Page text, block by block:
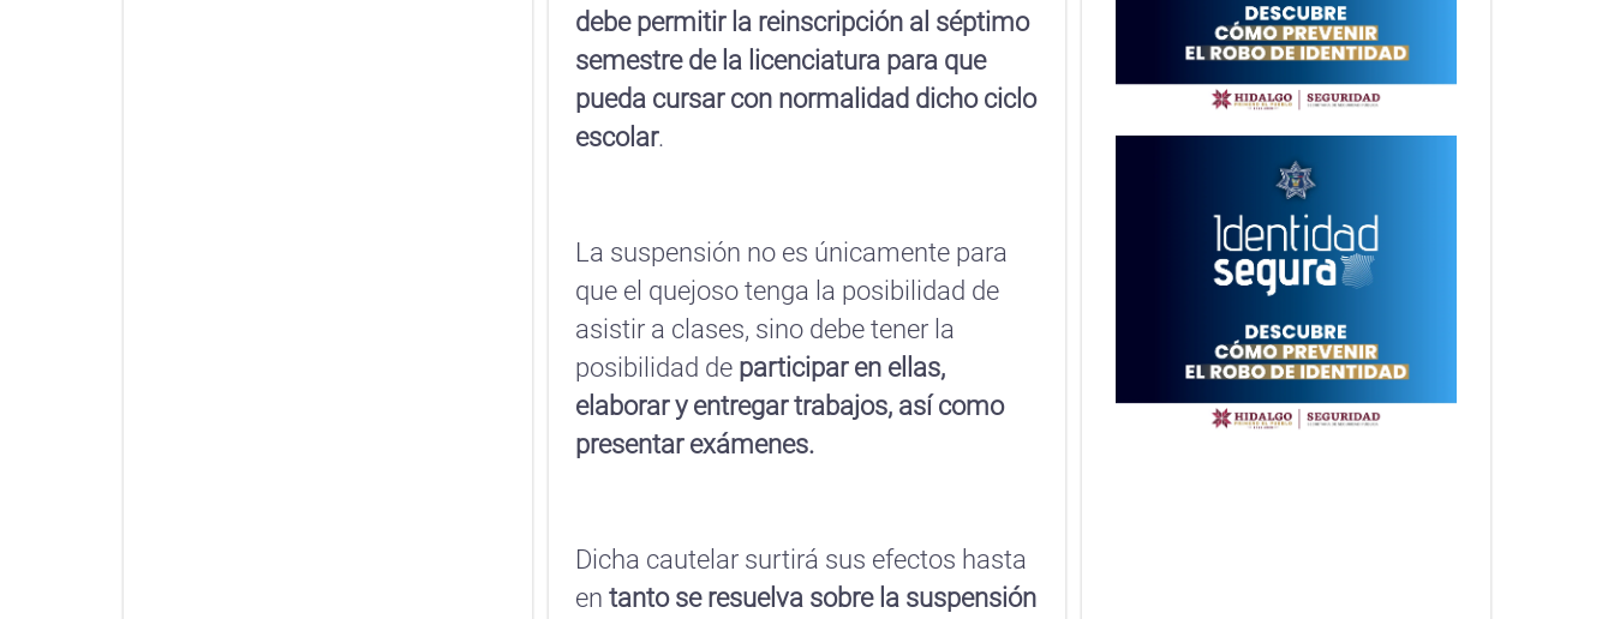
debe permitir la reinscripción al séptimo
semestre de la licenciatura para que
pueda cursar con normalidad dicho ciclo
escolar.
La suspensión no es únicamente para
que el quejoso tenga la posibilidad de
asistir a clases, sino debe tener la
posibilidad de participar en ellas,
elaborar y entregar trabajos, así como
presentar exámenes.
Dicha cautelar surtirá sus efectos hasta
en tanto se resuelva sobre la suspensión